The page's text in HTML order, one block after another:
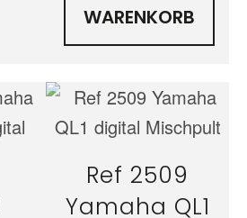
WARENKORB
Ref 2509
Yamaha QL1